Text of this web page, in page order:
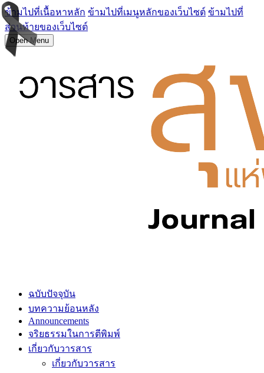
ข้ามไปที่เนื้อหาหลัก ข้ามไปที่เมนูหลักของเว็บไซต์ ข้ามไปที่
ส่วนท้ายของเว็บไซต์
Open Menu
ฉบับปัจจุบัน
บทความย้อนหลัง
Announcements
จริยธรรมในการตีพิมพ์
เกี่ยวกับวารสาร
เกี่ยวกับวารสาร